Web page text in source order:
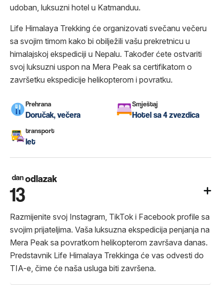
udoban, luksuzni hotel u Katmanduu.
Life Himalaya Trekking će organizovati svečanu večeru
sa svojim timom kako bi obilježili vašu prekretnicu u
himalajskoj ekspediciji u Nepalu. Također ćete ostvariti
svoj luksuzni uspon na Mera Peak sa certifikatom o
završetku ekspedicije helikopterom i povratku.
Prehrana
Doručak, večera
Smještaj
Hotel sa 4 zvezdica
transport
let
dan
13
odlazak
Razmijenite svoj Instagram, TikTok i Facebook profile sa
svojim prijateljima. Vaša luksuzna ekspedicija penjanja na
Mera Peak sa povratkom helikopterom završava danas.
Predstavnik Life Himalaya Trekkinga će vas odvesti do
TIA-e, čime će naša usluga biti završena.